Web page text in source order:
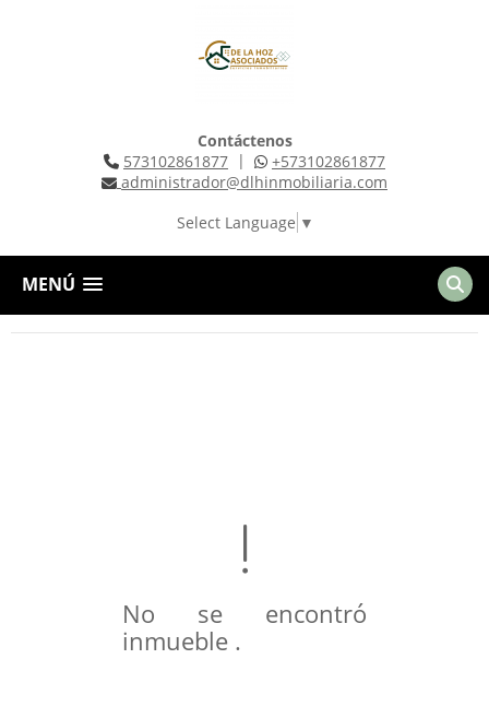
Contáctenos
573102861877 |
+573102861877
administrador@dlhinmobiliaria.com
Select Language ▼
MENÚ
No se encontró
inmueble .